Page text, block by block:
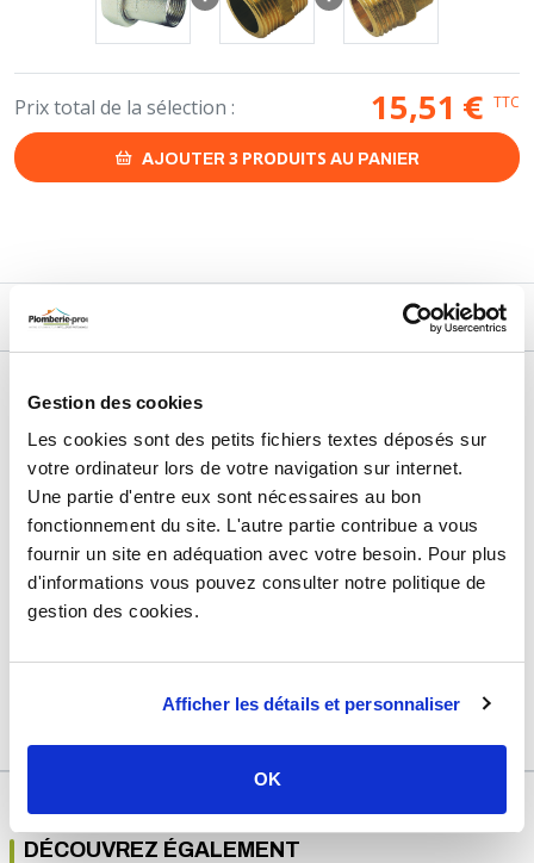
Gestion des cookies
Les cookies sont des petits fichiers textes déposés sur
votre ordinateur lors de votre navigation sur internet.
Une partie d'entre eux sont nécessaires au bon
fonctionnement du site. L'autre partie contribue a vous
fournir un site en adéquation avec votre besoin. Pour plus
d'informations vous pouvez consulter notre politique de
gestion des cookies.
Afficher les détails et personnaliser
OK
Prix total de la sélection : 15,51 € TTC
AJOUTER 3 PRODUITS AU PANIER
DESCRIPTIF
Type de produit Raccord cannelé
Usage Chauffage
Marque Sélection P Pro
Matière Laiton
Raccordement
Garantie 2 ans
so74030a
DÉCOUVREZ ÉGALEMENT